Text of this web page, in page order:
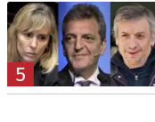
5